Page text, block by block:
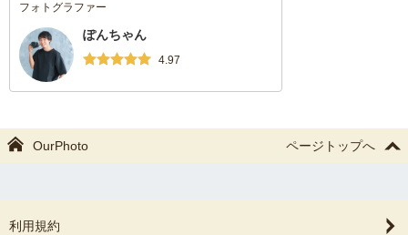
フォトグラファー
ぽんちゃん
4.97
OurPhoto ページトップへ
利用規約